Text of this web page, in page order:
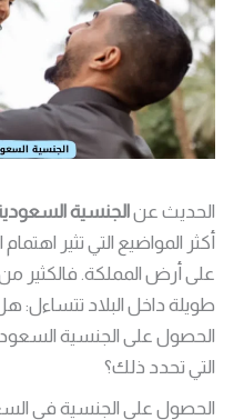
الحديث عنالجنسية
أكثر المواضيع التي تثير
على أرض المملكة. فالكثير
طويلة داخل البلاد تتساءل: هل
الحصول على الجنسية
التي تحدد ذلك؟
الحصول على الجنسية في